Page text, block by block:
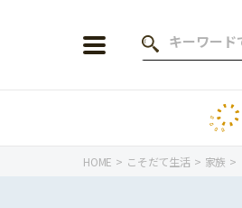
HOME こそだて生活 家族